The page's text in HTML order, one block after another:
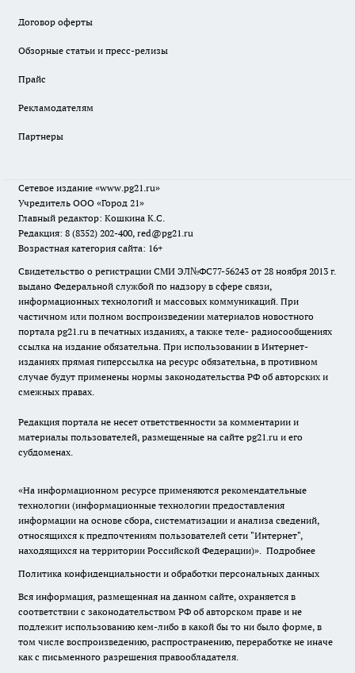
Договор оферты
Обзорные статьи и пресс-релизы
Прайс
Рекламодателям
Партнеры
Сетевое издание «www.pg21.ru»
Учредитель ООО «Город 21»
Главный редактор: Кошкина К.С.
Редакция: 8 (8352) 202-400, red@pg21.ru
Возрастная категория сайта: 16+
Свидетельство о регистрации СМИ ЭЛ№ФС77-56243 от 28 ноября 2013 г.
выдано Федеральной службой по надзору в сфере связи,
информационных технологий и массовых коммуникаций. При
частичном или полном воспроизведении материалов новостного
портала pg21.ru в печатных изданиях, а также теле- радиосообщениях
ссылка на издание обязательна. При использовании в Интернет-
изданиях прямая гиперссылка на ресурс обязательна, в противном
случае будут применены нормы законодательства РФ об авторских и
смежных правах.
Редакция портала не несет ответственности за комментарии и
материалы пользователей, размещенные на сайте pg21.ru и его
субдоменах.
«На информационном ресурсе применяются рекомендательные
технологии (информационные технологии предоставления
информации на основе сбора, систематизации и анализа сведений,
относящихся к предпочтениям пользователей сети "Интернет",
находящихся на территории Российской Федерации)». Подробнее
Политика конфиденциальности и обработки персональных данных
Вся информация, размещенная на данном сайте, охраняется в
соответствии с законодательством РФ об авторском праве и не
подлежит использованию кем-либо в какой бы то ни было форме, в
том числе воспроизведению, распространению, переработке не иначе
как с письменного разрешения правообладателя.